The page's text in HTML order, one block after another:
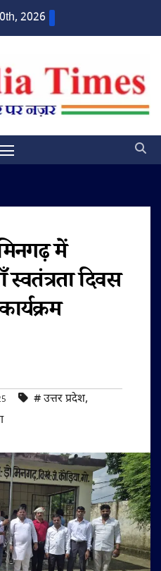
2026
में
दिवस
#‌ उत्तर प्रदेश,